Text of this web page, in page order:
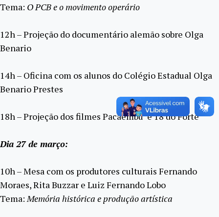
Tema: O PCB e o movimento operário
12h – Projeção do documentário alemão sobre Olga
Benario
14h – Oficina com os alunos do Colégio Estadual Olga
Benario Prestes
18h – Projeção dos filmes Pacaembu e 18 do Forte
Dia 27 de março:
10h – Mesa com os produtores culturais Fernando
Moraes, Rita Buzzar e Luiz Fernando Lobo
Tema: Memória histórica e produção artística